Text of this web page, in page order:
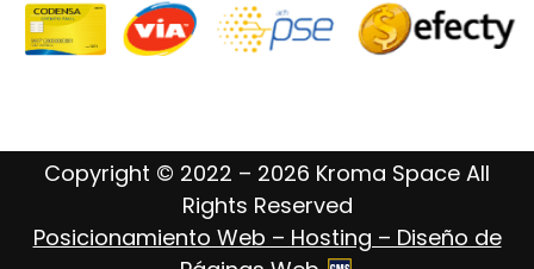
Copyright © 2022 – 2026 Kroma Space All
Rights Reserved
Posicionamiento Web – Hosting – Diseño de